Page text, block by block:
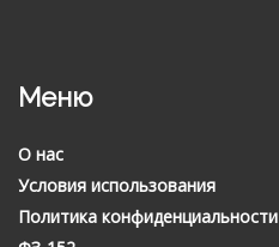
Меню
О нас
Условия использования
Политика конфиденциальности